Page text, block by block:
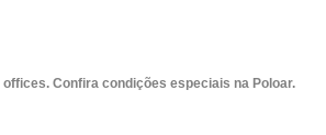
Confira condições especiais na Poloar.